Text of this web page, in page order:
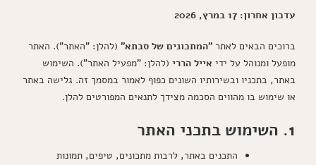
עדכון אחרון: 17 במרץ, 2026
ברוכים הבאים לאתר "המתכונים של סבתא" (להלן: "האתר"). האתר
מופעל ומנוהל על ידי אייל הררי (להלן: "מפעיל האתר"). השימוש
באתר, בתכניו ובשירותיו השונים כפוף לאמור במסמך זה. גלישה באתר
או שימוש בו מהווים הסכמה מצידך לתנאים המפורטים להלן.
1. השימוש בתכני האתר
התכנים באתר, לרבות מתכונים, טיפים, תמונות